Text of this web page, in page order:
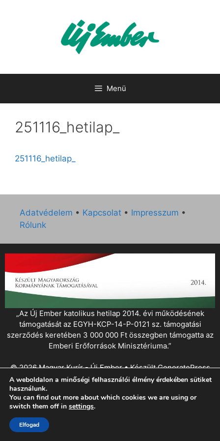
Menü
251116_hetilap_
251116_hetilap_
Adatvédelem • Kapcsolat • Impresszum •
Rólunk
„Az Új Ember katolikus hetilap 2014. évi működésének
támogatását az EGYH-KCP-14-P-0121 sz. támogatási
szerződés keretében 3 000 000 Ft összegben támogatta az
Emberi Erőforrások Minisztériuma.”
© 2026 Magyar Kurír - Új Ember• KészültGeneratePress
A weboldalon a minőségi felhasználói élmény érdekében sütiket
használunk.
You can find out more about which cookies we are using or
switch them off in settings.
Elfogad